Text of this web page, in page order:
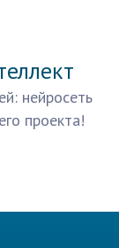
нейросеть
проекта!